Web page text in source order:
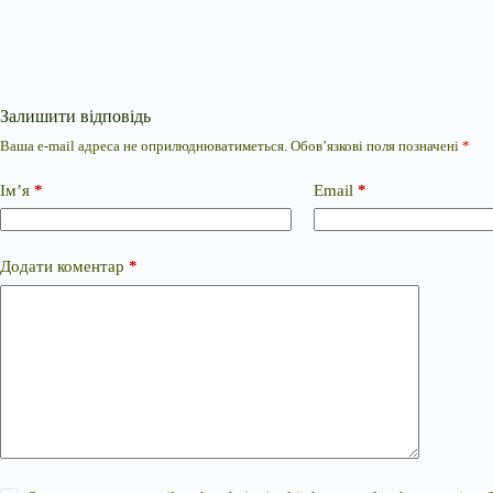
Залишити відповідь
Ваша e-mail адреса не оприлюднюватиметься. Обов’язкові поля позначені *
Ім’я * Email *
Додати коментар *